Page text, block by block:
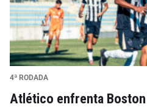
4ª RODADA
Atlético enfrenta Boston